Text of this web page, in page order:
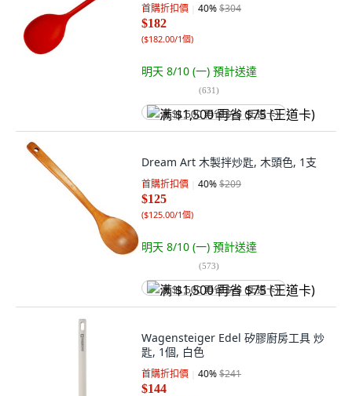
首購折扣價 40%$304
$182
($182.00/1個)
明天 8/10 (一) 預計送達
(631)
满 $1,500 再省 $75 (王道卡)
Dream Art 木製拌炒匙, 木頭色, 1支
首購折扣價 40%$209
$125
($125.00/1個)
明天 8/10 (一) 預計送達
(573)
满 $1,500 再省 $75 (王道卡)
Wagensteiger Edel 矽膠廚房工具 炒
匙, 1個, 白色
首購折扣價 40%$241
$144